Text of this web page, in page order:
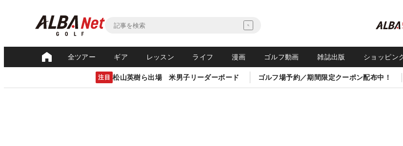
全ツアー ギア レッスン ライフ 漫画 ゴルフ動画 雑誌出版 ショッピン
注目 松山英樹ら出場 米男子リーダーボード ゴルフ場予約／期間限定クーポン配布中！